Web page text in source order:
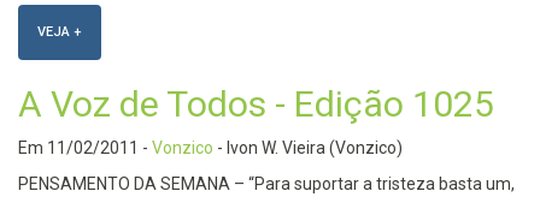
VEJA +
A Voz de Todos - Edição 1025
Em 11/02/2011 - Vonzico - Ivon W. Vieira (Vonzico)
PENSAMENTO DA SEMANA – “Para suportar a tristeza basta um,